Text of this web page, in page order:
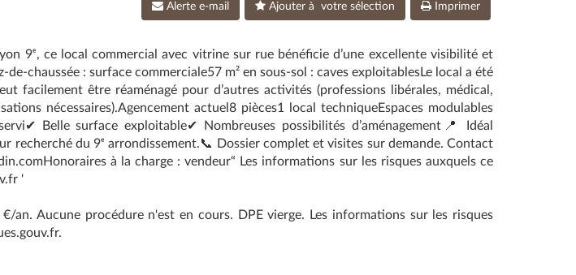
Imprimer
Ajouter à votre sélection
Alerte e-mail
9ᵉ, ce local commercial avec vitrine sur rue bénéficie d’une excellente visibilité et
chaussée : surface commerciale57 m² en sous-sol : caves exploitablesLe local a été
facilement être réaménagé pour d’autres activités (professions libérales, médical,
nécessaires).Agencement actuel8 pièces1 local techniqueEspaces modulables
Belle surface exploitable✔ Nombreuses possibilités d’aménagement📍 Idéal
recherché du 9ᵉ arrondissement.📞 Dossier complet et visites sur demande. Contact
à la charge : vendeur“ Les informations sur les risques auxquels ce
'
Aucune procédure n'est en cours. DPE vierge. Les informations sur les risques